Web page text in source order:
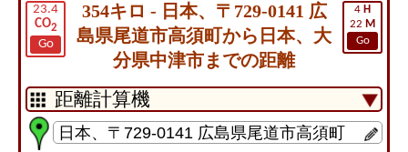
23.4
CO2
Go
4 H
22 M
Go
354キロ - 日本、〒729-0141 広
島県尾道市高須町から日本、大
分県中津市までの距離